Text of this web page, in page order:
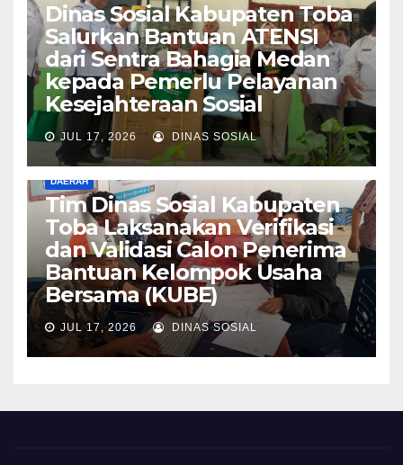
Dinas Sosial Kabupaten Toba
Salurkan Bantuan ATENSI
dari Sentra Bahagia Medan
kepada Pemerlu Pelayanan
Kesejahteraan Sosial
JUL 17, 2026 DINAS SOSIAL
DAERAH
Tim Dinas Sosial Kabupaten
Toba Laksanakan Verifikasi
dan Validasi Calon Penerima
Bantuan Kelompok Usaha
Bersama (KUBE)
JUL 17, 2026 DINAS SOSIAL